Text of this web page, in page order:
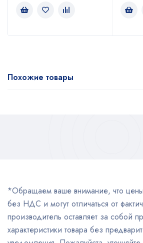
Похожие товары
*Обращаем ваше внимание, что цены
без НДС и могут отличаться от
производитель оставляет за собой
характеристики товара без